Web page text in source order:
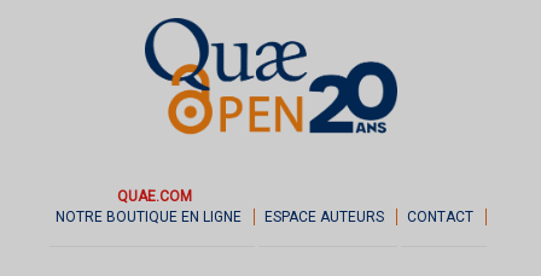
QUAE.COM
NOTRE BOUTIQUE EN LIGNE
ESPACE AUTEURS CONTACT